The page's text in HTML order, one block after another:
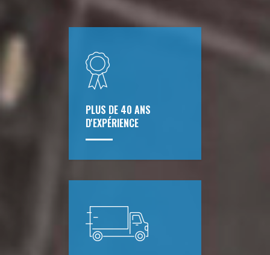
PLUS DE 40 ANS
D'EXPÉRIENCE